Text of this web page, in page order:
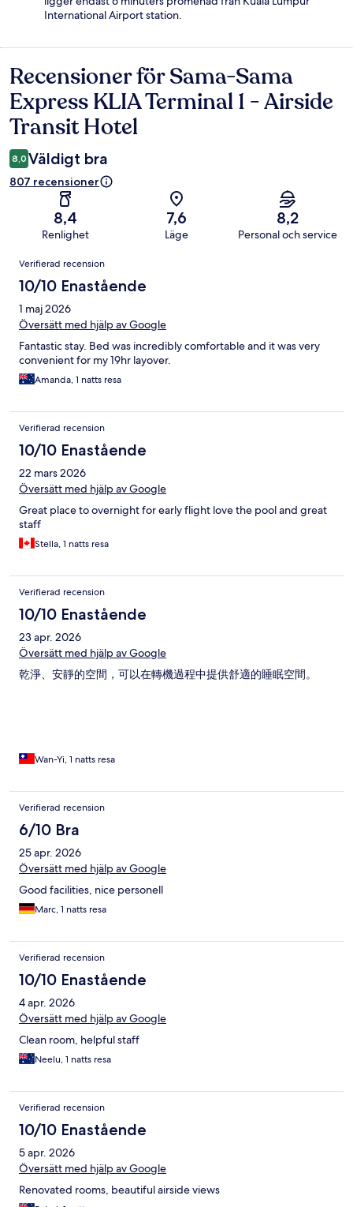
International Airport station.
Recensioner
Recensioner för Sama-Sama
Express KLIA Terminal 1 - Airside
Transit Hotel
8,0 Väldigt bra
807 recensioner
8,4
Renlighet
7,6
Läge
8,2
Personal och service
Recensioner
Verifierad recension
10/10 Enastående
1 maj 2026
Översätt med hjälp av Google
Fantastic stay. Bed was incredibly comfortable and it was very
convenient for my 19hr layover.
Amanda, 1 natts resa
Verifierad recension
10/10 Enastående
22 mars 2026
Översätt med hjälp av Google
Great place to overnight for early flight love the pool and great
staff
Stella, 1 natts resa
Verifierad recension
10/10 Enastående
23 apr. 2026
Översätt med hjälp av Google
乾淨、安靜的空間，可以在轉機過程中提供舒適的睡眠空間。
Wan-Yi, 1 natts resa
Verifierad recension
6/10 Bra
25 apr. 2026
Översätt med hjälp av Google
Good facilities, nice personell
Marc, 1 natts resa
Verifierad recension
10/10 Enastående
4 apr. 2026
Översätt med hjälp av Google
Clean room, helpful staff
Neelu, 1 natts resa
Verifierad recension
10/10 Enastående
5 apr. 2026
Översätt med hjälp av Google
Renovated rooms, beautiful airside views